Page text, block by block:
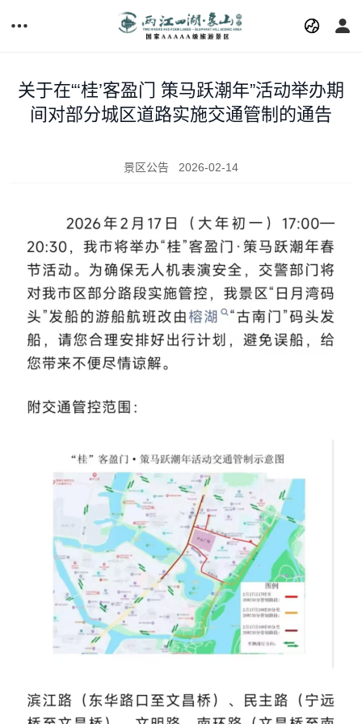
关于在“‘桂’客盈门 策马跃潮年”活动举办期
间对部分城区道路实施交通管制的通告
景区公告 2026-02-14